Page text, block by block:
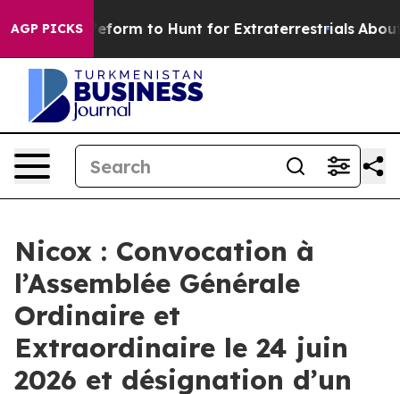
AGP PICKS
Lifeform to Hunt for Extraterrestrials About
Nicox : Convocation à
l’Assemblée Générale
Ordinaire et
Extraordinaire le 24 juin
2026 et désignation d’un